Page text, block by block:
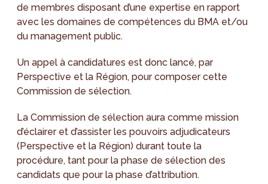
de membres disposant d’une expertise en rapport
avec les domaines de compétences du BMA et/ou
du management public.
Un appel à candidatures est donc lancé, par
Perspective et la Région, pour composer cette
Commission de sélection.
La Commission de sélection aura comme mission
d’éclairer et d’assister les pouvoirs adjudicateurs
(Perspective et la Région) durant toute la
procédure, tant pour la phase de sélection des
candidats que pour la phase d’attribution.